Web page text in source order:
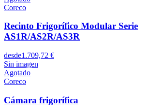
Coreco
Recinto Frigorífico Modular Serie
AS1R/AS2R/AS3R
desde1.709,72 €
Sin imagen
Agotado
Coreco
Cámara frigorífica